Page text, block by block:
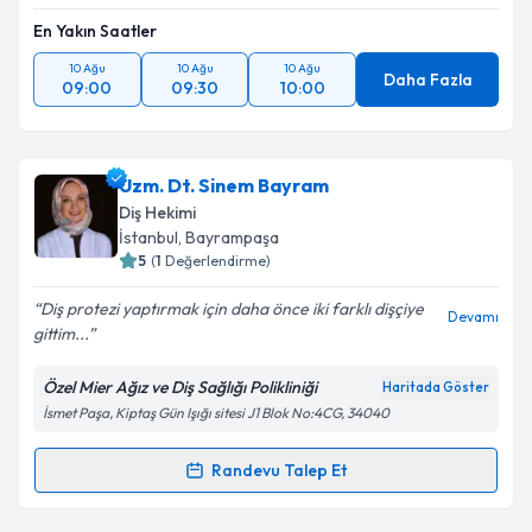
En Yakın Saatler
10 Ağu
09:00
10 Ağu
09:30
10 Ağu
10:00 Daha Fazla
Uzm. Dt. Sinem Bayram
Diş Hekimi
İstanbul, Bayrampaşa
5 (1 Değerlendirme)
Diş protezi yaptırmak için daha önce iki farklı dişçiye
gittim...
Devamı
Özel Mier Ağız ve Diş Sağlığı Polikliniği Haritada Göster
İsmet Paşa, Kiptaş Gün Işığı sitesi J1 Blok No:4CG, 34040
Randevu Talep Et
Randevu Takvimi Talebi